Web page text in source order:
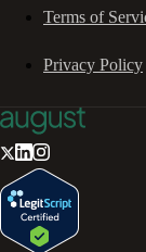
Terms of
Privacy Policy